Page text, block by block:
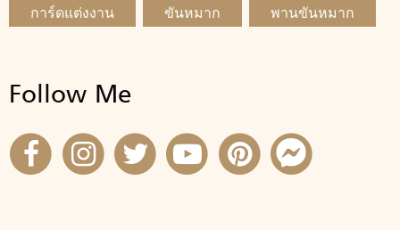
การ์ดแต่งงาน
ขันหมาก พานขันหมาก
Follow Me